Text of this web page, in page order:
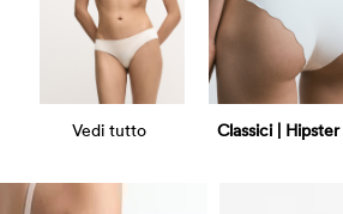
Vedi tutto Classici | Hipster